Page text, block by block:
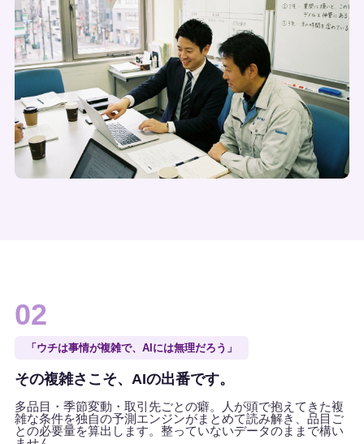
02
「ウチは事情が複雑で、AIには無理だろう」
その複雑さこそ、AIの出番です。
多品目・季節変動・取引先ごとの癖。人が頭で抱えてきた複
雑な条件を独自の予測エンジンがまとめて読み解き、品目ご
との必要量を算出します。整っていないデータのままで構い